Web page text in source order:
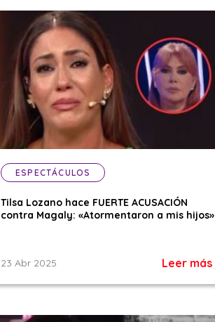
ESPECTÁCULOS
Tilsa Lozano hace FUERTE ACUSACIÓN
contra Magaly: «Atormentaron a mis hijos»
23 Abr 2025 Leer más